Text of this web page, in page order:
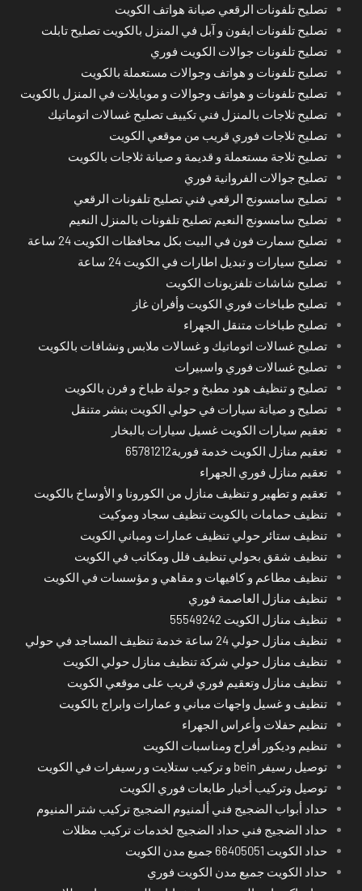
تصليح تلفونات الرقعي صيانة هواتف الكويت
تصليح تلفونات ايفون و آبل في المنزل بالكويت تصليح تابلت
تصليح تلفونات جوالات الكويت فوري
تصليح تلفونات و هواتف وجوالات مستعملة بالكويت
تصليح تلفونات و هواتف وجوالات و موبايلات في المنزل بالكويت
تصليح ثلاجات بالمنزل فني تكييف تصليح غسالات اتوماتيك
تصليح ثلاجات فوري قريب من موقعي الكويت
تصليح ثلاجة مستعملة و قديمة و صيانة ثلاجات بالكويت
تصليح جوالات الفروانية فوري
تصليح سامسونج الرقعي فني تصليح تلفونات الرقعي
تصليح سامسونج النعيم تصليح تلفونات بالمنزل النعيم
تصليح سمارت فون في البيت بكل محافظات الكويت 24 ساعة
تصليح سيارات و تبديل اطارات في الكويت 24 ساعة
تصليح شاشات تلفزيونات الكويت
تصليح طباخات فوري الكويت وأفران غاز
تصليح طباخات متنقل الجهراء
تصليح غسالات اتوماتيك و غسالات ملابس ونشافات بالكويت
تصليح غسالات فوري واسبيرات
تصليح و تنظيف هود مطبخ و جولة طباخ و فرن بالكويت
تصليح و صيانة سيارات في حولي الكويت بنشر متنقل
تعقيم سيارات الكويت غسيل سيارات بالبخار
تعقيم منازل الكويت خدمة فورية65781212
تعقيم منازل فوري الجهراء
تعقيم و تطهير و تنظيف منازل من الكورونا و الأوساخ بالكويت
تنظيف حمامات بالكويت تنظيف سجاد وموكيت
تنظيف ستائر حولي تنظيف عمارات ومباني الكويت
تنظيف شقق بحولي تنظيف فلل ومكاتب في الكويت
تنظيف مطاعم و كافيهات و مقاهي و مؤسسات في الكويت
تنظيف منازل العاصمة فوري
تنظيف منازل الكويت 55549242
تنظيف منازل حولي 24 ساعة خدمة تنظيف المساجد في حولي
تنظيف منازل حولي شركة تنظيف منازل حولي الكويت
تنظيف منازل وتعقيم فوري قريب على موقعي الكويت
تنظيف و غسيل واجهات مباني و عمارات وابراج بالكويت
تنظيم حفلات وأعراس الجهراء
تنظيم وديكور أفراح ومناسبات الكويت
توصيل رسيفر bein و تركيب ستلايت و رسيفرات في الكويت
توصيل وتركيب أخبار طابعات فوري الكويت
حداد أبواب الضجيج فني ألمنيوم الضجيج تركيب شتر المنيوم
حداد الضجيج فني حداد الضجيج لخدمات تركيب مظلات
حداد الكويت 66405051 جميع مدن الكويت
حداد الكويت جميع مدن الكويت فوري